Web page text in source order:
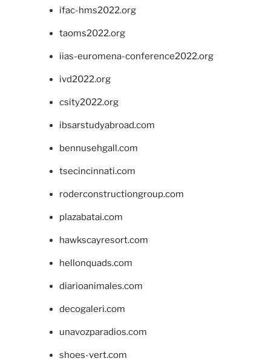
ifac-hms2022.org
taoms2022.org
iias-euromena-conference2022.org
ivd2022.org
csity2022.org
ibsarstudyabroad.com
bennusehgall.com
tsecincinnati.com
roderconstructiongroup.com
plazabatai.com
hawkscayresort.com
hellonquads.com
diarioanimales.com
decogaleri.com
unavozparadios.com
shoes-vert.com